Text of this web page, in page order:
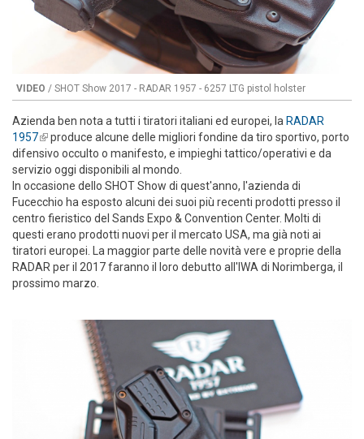
VIDEO / SHOT Show 2017 - RADAR 1957 - 6257 LTG pistol holster
Azienda ben nota a tutti i tiratori italiani ed europei, la RADAR
1957(link is external)
produce alcune delle migliori fondine da tiro sportivo, porto
difensivo occulto o manifesto, e impieghi tattico/operativi e da
servizio oggi disponibili al mondo.
In occasione dello SHOT Show di quest'anno, l'azienda di
Fucecchio ha esposto alcuni dei suoi più recenti prodotti presso il
centro fieristico del Sands Expo & Convention Center. Molti di
questi erano prodotti nuovi per il mercato USA, ma già noti ai
tiratori europei. La maggior parte delle novità vere e proprie della
RADAR per il 2017 faranno il loro debutto all'IWA di Norimberga, il
prossimo marzo.